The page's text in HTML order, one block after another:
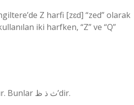
Z harfi [zɛd] “zed” olarak
iki harfken, “Z” ve “Q”
Peltek okunan harfler (ث ذ ظ) Kur’an-ı Kerim’de peltek okunan üç harf vardır. Bunlar ث ذ ظ’dir.